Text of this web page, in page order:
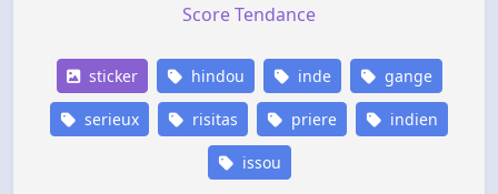
Score Tendance
sticker hindou inde gange
serieux risitas priere indien
issou